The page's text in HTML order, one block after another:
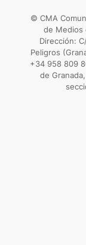
© CMA
de Medios
Dirección:
Peligros
+34 958 809
de